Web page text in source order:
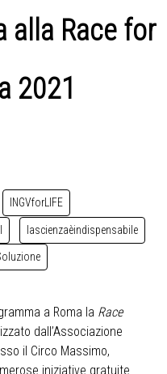
alla Race for
2021
INGVforLIFE
lascienzaèindispensabile
a Roma la Race
dall’Associazione
il Circo Massimo,
iniziative gratuite